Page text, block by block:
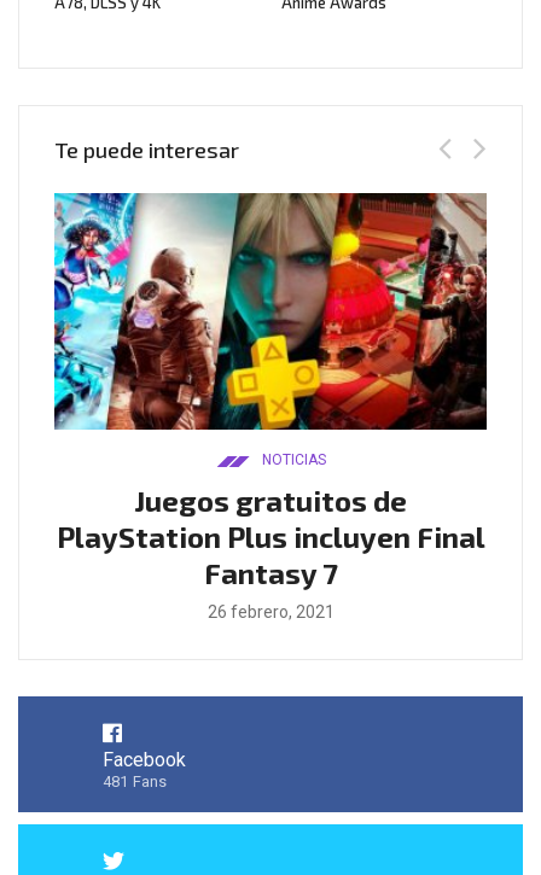
Te puede interesar
NOTICIAS
Juegos gratuitos de
PlayStation Plus incluyen Final
Fantasy 7
26 febrero, 2021
Facebook
481 Fans